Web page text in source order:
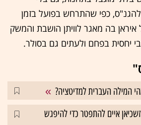
כפי שהתרחש בפועל בזמן
מול איראן בה מאגר לוויתן הושבת והמשק
יחסית בפחם ולעתים גם בסולר.
המילה העברית למדיטציה?
איים להתפטר כדי להיפגש